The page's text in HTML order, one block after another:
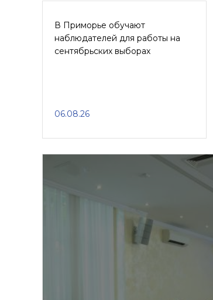
В Приморье обучают
наблюдателей для работы на
сентябрьских выборах
06.08.26